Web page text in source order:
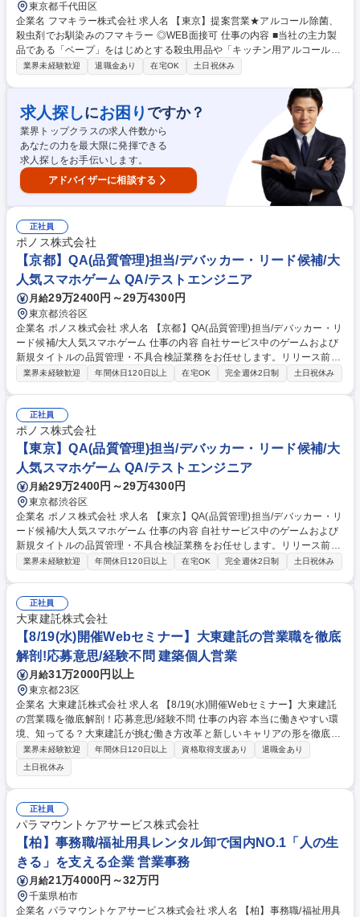
東京都千代田区
企業名 フマキラー株式会社 求人名 【東京】提案営業★アルコール除菌、
殺虫剤でお馴染みのフマキラー ◎WEB面接可 仕事の内容 ■当社の主力製
品である「ベープ」をはじめとする殺虫用品や「キッチン用アルコール除
菌」といった家庭用品、園芸用品などの提案営業です。 【具体的には】商
）への本部商談と店頭での販売促進を中心に担っていただきます。市場や
販売動向の調査 ・製品や売場レイアウトの提案、 その提案資料の作成
（ディスプレイや販促物の企画）等。 ■人の命や暮らしを守ることに直結
するやりがいのある営業です ■弊社は海外でも殺虫剤事業を展開しており
ます。将来的には海外営業としてのキャリア構築も可能です。 募集職種
【東京】提案営業★アルコール除菌、殺虫剤でお馴染みのフマキラー ◎W
EB面接可
業界未経験歓迎 退職金あり 在宅OK 土日祝休み
求人探しにお困り ですか？
業界トップクラスの求人件数から
あなたの力を最大限に発揮できる
求人探しをお手伝いします。
アドバイザーに相談する
正社員
ポノス株式会社
【京都】QA(品質管理)担当/デバッカー・リード候補/大
人気スマホゲーム QA/テストエンジニア
月給29万2400円～29万4300円
東京都渋谷区
企業名 ポノス株式会社 求人名 【京都】QA(品質管理)担当/デバッカー・リ
ード候補/大人気スマホゲーム 仕事の内容 自社サービス中のゲームおよび
新規タイトルの品質管理・不具合検証業務をお任せします。リリース前の
新規コンテンツに携わり、ゆくゆくはQAリーダーとしてチームを牽引し
料の作成 ■検証業務フローの構築、業務効率化を含めた改善 ■プランナー/
エンジニアとの連携・折衝 ※新規タイトルのQA業務を中心に、工数見積
もりやテスト項目書作成など幅広くご対応いただきます。 募集職種 【京
都】QA(品質管理)担当/デバッカー・リード候補/大人気スマホゲーム
業界未経験歓迎 年間休日120日以上 在宅OK 完全週休2日制 土日祝休み
正社員
ポノス株式会社
【東京】QA(品質管理)担当/デバッカー・リード候補/大
人気スマホゲーム QA/テストエンジニア
月給29万2400円～29万4300円
東京都渋谷区
企業名 ポノス株式会社 求人名 【東京】QA(品質管理)担当/デバッカー・リ
ード候補/大人気スマホゲーム 仕事の内容 自社サービス中のゲームおよび
新規タイトルの品質管理・不具合検証業務をお任せします。リリース前の
新規コンテンツに携わり、ゆくゆくはQAリーダーとしてチームを牽引し
料の作成 ■検証業務フローの構築、業務効率化を含めた改善 ■プランナー/
エンジニアとの連携・折衝 ※新規タイトルのQA業務を中心に、工数見積
もりやテスト項目書作成など幅広くご対応いただきます。 募集職種 【東
京】QA(品質管理)担当/デバッカー・リード候補/大人気スマホゲーム
業界未経験歓迎 年間休日120日以上 在宅OK 完全週休2日制 土日祝休み
正社員
大東建託株式会社
【8/19(水)開催Webセミナー】大東建託の営業職を徹底
解剖!応募意思/経験不問 建築個人営業
月給31万2000円以上
東京都23区
企業名 大東建託株式会社 求人名 【8/19(水)開催Webセミナー】大東建託
の営業職を徹底解剖！応募意思/経験不問 仕事の内容 本当に働きやすい環
境、知ってる？大東建託が挑む働き方改革と新しいキャリアの形を徹底解
剖！この日限りの特別なセミナーです。ぜひご参加ください。【申込締
切】8/17 (月) 23:59まで 【日程】8/19(水)19:00-20:00 ＠オンライン実施
■本求人へご応募いただくと、セミナーへの参加申し込みが完了します。
後日、視聴URLをご案内いたします。■応募意思・経験は不問。顔出し・
名前公開も不要ですので、お気軽にご参加ください。■セミナー終了後、
選考ご希望の方には、申し込み方法を別途ご案内します。 【詳細ページ】
作成中 募集職種 【8/19(水)開催Webセミナー】大東建託の営業職を徹底
解剖！応募意思/経験不問
業界未経験歓迎 年間休日120日以上 資格取得支援あり
退職金あり
土日祝休み
正社員
パラマウントケアサービス株式会社
【柏】事務職/福祉用具レンタル卸で国内NO.1「人の生
きる」を支える企業 営業事務
月給21万4000円～32万円
千葉県柏市
企業名 パラマウントケアサービス株式会社 求人名 【柏】事務職/福祉用具